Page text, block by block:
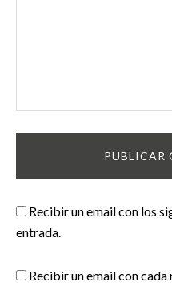
Recibir un email con los
entrada.
Recibir un email con cada